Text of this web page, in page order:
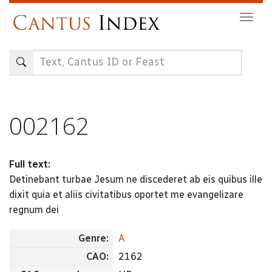
content
002162
Full text:
Detinebant turbae Jesum ne discederet ab eis quibus ille
dixit quia et aliis civitatibus oportet me evangelizare
regnum dei
Genre:
A
CAO:
2162